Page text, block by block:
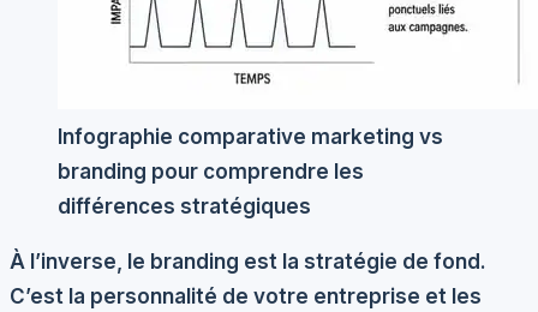
Infographie comparative marketing vs
branding pour comprendre les
différences stratégiques
À l’inverse, le branding est la stratégie de fond.
C’est la personnalité de votre entreprise et les